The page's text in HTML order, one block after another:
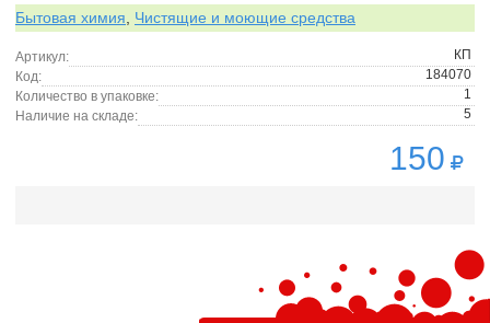
Бытовая химия Чистящие и моющие средства
Артикул:
КП
Код:
184070
Количество в упаковке:
1
Наличие на складе:
5
150